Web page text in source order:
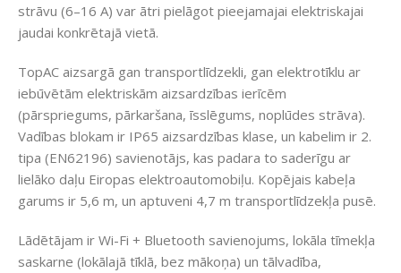
strāvu (6–16 A) var ātri pielāgot pieejamajai elektriskajai
jaudai konkrētajā vietā.
TopAC aizsargā gan transportlīdzekli, gan elektrotīklu ar
iebūvētām elektriskām aizsardzības ierīcēm
(pārspriegums, pārkaršana, īsslēgums, noplūdes strāva).
Vadības blokam ir IP65 aizsardzības klase, un kabelim ir 2.
tipa (EN62196) savienotājs, kas padara to saderīgu ar
lielāko daļu Eiropas elektroautomobiļu. Kopējais kabeļa
garums ir 5,6 m, un aptuveni 4,7 m transportlīdzekļa pusē.
Lādētājam ir Wi-Fi + Bluetooth savienojums, lokāla tīmekļa
saskarne (lokālajā tīklā, bez mākoņa) un tālvadība,